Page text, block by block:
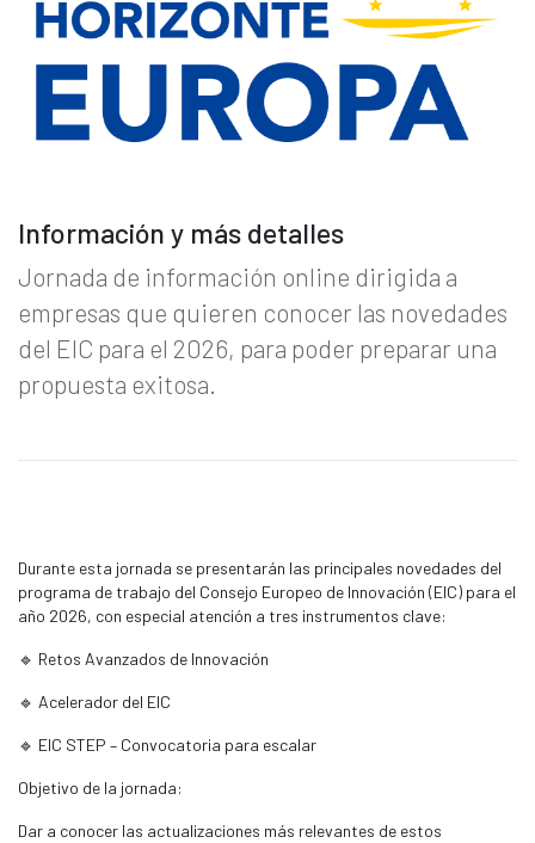
Información y más detalles
Jornada de información online dirigida a
empresas que quieren conocer las novedades
del EIC para el 2026, para poder preparar una
propuesta exitosa.
Durante esta jornada se presentarán las principales novedades del
programa de trabajo del Consejo Europeo de Innovación (EIC) para el
año 2026, con especial atención a tres instrumentos clave:
🔹 Retos Avanzados de Innovación
🔹 Acelerador del EIC
🔹 EIC STEP – Convocatoria para escalar
Objetivo de la jornada:
Dar a conocer las actualizaciones más relevantes de estos